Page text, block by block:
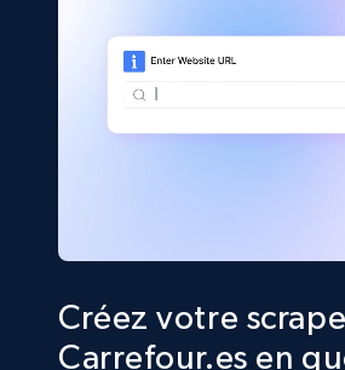
Créez votre
Carrefour.es en